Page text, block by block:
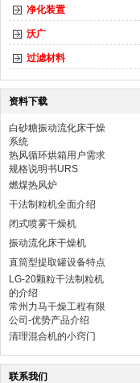
净化装置
沃广
过滤材料
资料下载
白砂糖振动流化床干燥
系统
热风循环烘箱用户需求
规格说明书URS
燃煤热风炉
干法制粒机全面介绍
闭式喷雾干燥机
振动流化床干燥机
直筒型提取罐设备特点
LG-20颗粒干法制粒机
的介绍
常州力马干燥工程有限
公司-优势产品介绍
清理混合机的小窍门
联系我们